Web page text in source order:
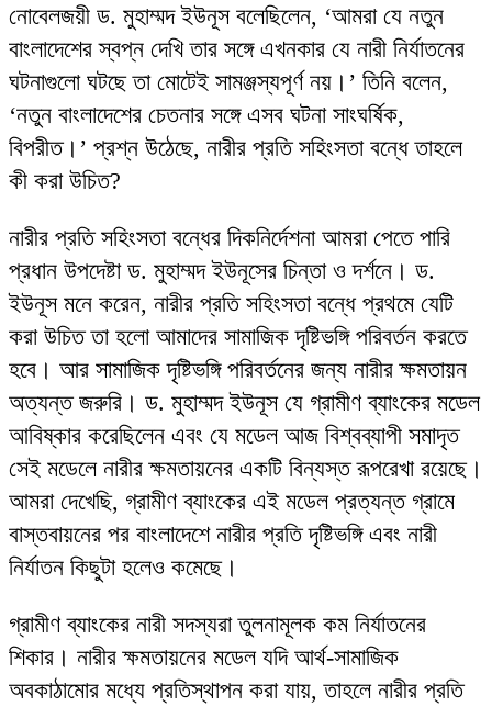
নোবেলজয়ী ড. মুহাম্মদ ইউনূস বলেছিলেন, ‘আমরা যে নতুন
বাংলাদেশের স্বপ্ন দেখি তার সঙ্গে এখনকার যে নারী নির্যাতনের
ঘটনাগুলো ঘটছে তা মোটেই সামঞ্জস্যপূর্ণ নয়।’ তিনি বলেন,
‘নতুন বাংলাদেশের চেতনার সঙ্গে এসব ঘটনা সাংঘর্ষিক,
বিপরীত।’ প্রশ্ন উঠেছে, নারীর প্রতি সহিংসতা বন্ধে তাহলে
কী করা উচিত?
নারীর প্রতি সহিংসতা বন্ধের দিকনির্দেশনা আমরা পেতে পারি
প্রধান উপদেষ্টা ড. মুহাম্মদ ইউনূসের চিন্তা ও দর্শনে। ড.
ইউনূস মনে করেন, নারীর প্রতি সহিংসতা বন্ধে প্রথমে যেটি
করা উচিত তা হলো আমাদের সামাজিক দৃষ্টিভঙ্গি পরিবর্তন করতে
হবে। আর সামাজিক দৃষ্টিভঙ্গি পরিবর্তনের জন্য নারীর ক্ষমতায়ন
অত্যন্ত জরুরি। ড. মুহাম্মদ ইউনূস যে গ্রামীণ ব্যাংকের মডেল
আবিষ্কার করেছিলেন এবং যে মডেল আজ বিশ্বব্যাপী সমাদৃত
সেই মডেলে নারীর ক্ষমতায়নের একটি বিন্যস্ত রূপরেখা রয়েছে।
আমরা দেখেছি, গ্রামীণ ব্যাংকের এই মডেল প্রত্যন্ত গ্রামে
বাস্তবায়নের পর বাংলাদেশে নারীর প্রতি দৃষ্টিভঙ্গি এবং নারী
নির্যাতন কিছুটা হলেও কমেছে।
গ্রামীণ ব্যাংকের নারী সদস্যরা তুলনামূলক কম নির্যাতনের
শিকার। নারীর ক্ষমতায়নের মডেল যদি আর্থ-সামাজিক
অবকাঠামোর মধ্যে প্রতিস্থাপন করা যায়, তাহলে নারীর প্রতি